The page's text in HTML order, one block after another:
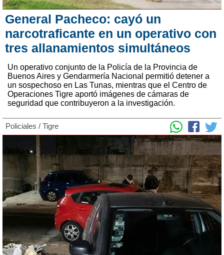
General Pacheco: cayó un
narcotraficante en un operativo con
tres allanamientos simultáneos
Un operativo conjunto de la Policía de la Provincia de
Buenos Aires y Gendarmería Nacional permitió detener a
un sospechoso en Las Tunas, mientras que el Centro de
Operaciones Tigre aportó imágenes de cámaras de
seguridad que contribuyeron a la investigación.
Policiales / Tigre